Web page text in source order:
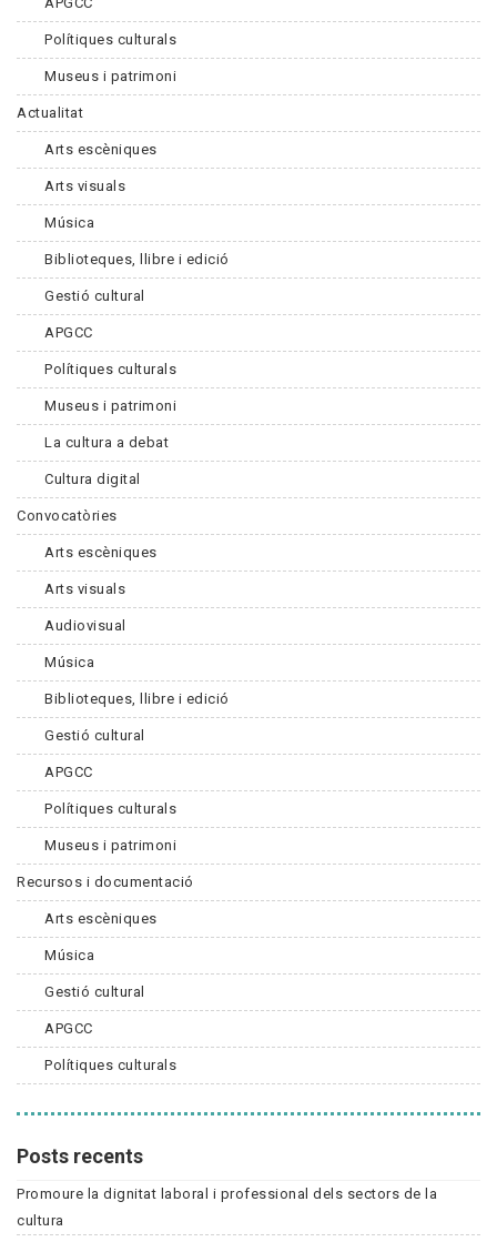
Polítiques culturals
Museus i patrimoni
Actualitat
Arts escèniques
Arts visuals
Música
Biblioteques, llibre i edició
Gestió cultural
APGCC
Polítiques culturals
Museus i patrimoni
La cultura a debat
Cultura digital
Convocatòries
Arts escèniques
Arts visuals
Audiovisual
Música
Biblioteques, llibre i edició
Gestió cultural
APGCC
Polítiques culturals
Museus i patrimoni
Recursos i documentació
Arts escèniques
Música
Gestió cultural
APGCC
Polítiques culturals
Posts recents
Promoure la dignitat laboral i professional dels sectors de la
cultura